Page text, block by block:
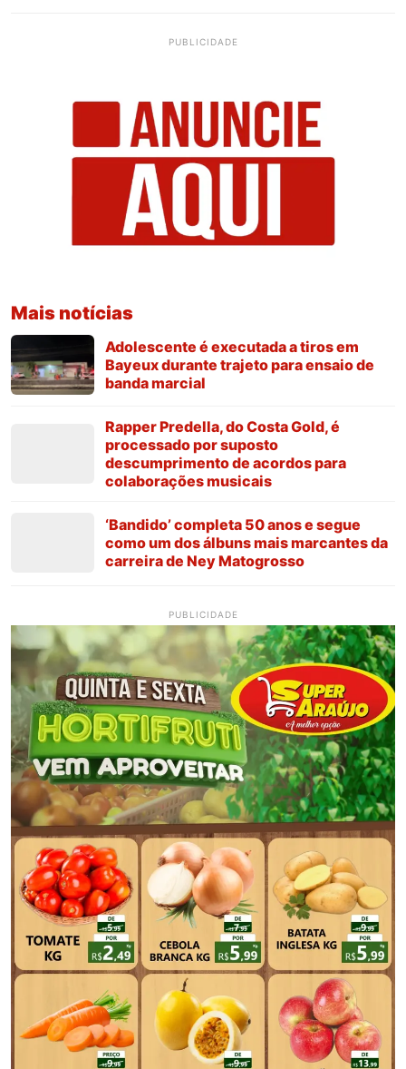
PUBLICIDADE
Mais notícias
Adolescente é executada a tiros em
Bayeux durante trajeto para ensaio de
banda marcial
Rapper Predella, do Costa Gold, é
processado por suposto
descumprimento de acordos para
colaborações musicais
‘Bandido’ completa 50 anos e segue
como um dos álbuns mais marcantes da
carreira de Ney Matogrosso
PUBLICIDADE